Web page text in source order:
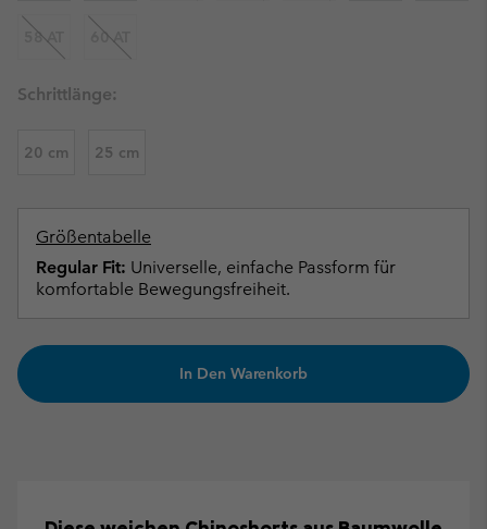
58 AT 60 AT
Schrittlänge:
20 cm 25 cm
Größentabelle
Regular Fit: Universelle, einfache Passform für
komfortable Bewegungsfreiheit.
In Den Warenkorb